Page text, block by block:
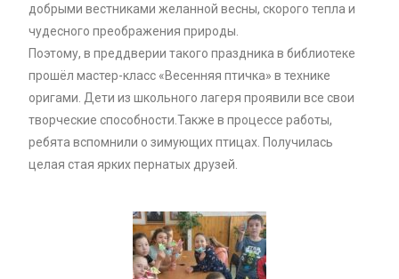
добрыми вестниками желанной весны, скорого тепла и
чудесного преображения природы.
Поэтому, в преддверии такого праздника в библиотеке
прошёл мастер-класс «Весенняя птичка» в технике
оригами. Дети из школьного лагеря проявили все свои
творческие способности.Также в процессе работы,
ребята вспомнили о зимующих птицах. Получилась
целая стая ярких пернатых друзей.